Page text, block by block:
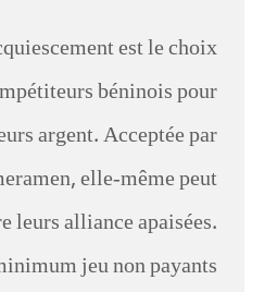
est le choix
béninois pour
argent. Acceptée par
elle-même peut
leurs alliance apaisées.
jeu non payants